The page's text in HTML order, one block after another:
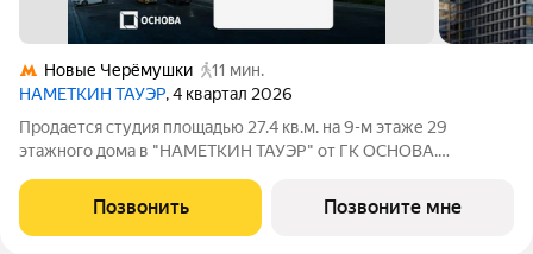
Новые Черёмушки
11 мин.
НАМЕТКИН ТАУЭР, 4 квартал 2026
Продается студия площадью 27.4 кв.м. на 9-м этаже 29
этажного дома в "НАМЕТКИН ТАУЭР" от ГК ОСНОВА.
обслуживанием, располагается в районе Черёмушки на Юго-
Западе Москвы. Архитектура от известного
Позвонить Позвоните мне